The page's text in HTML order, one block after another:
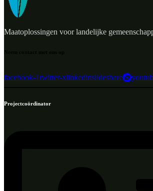
Maatoplossingen voor landelijke
facebook-1twitter-xlinkedinslideshare
Projectcoördinator